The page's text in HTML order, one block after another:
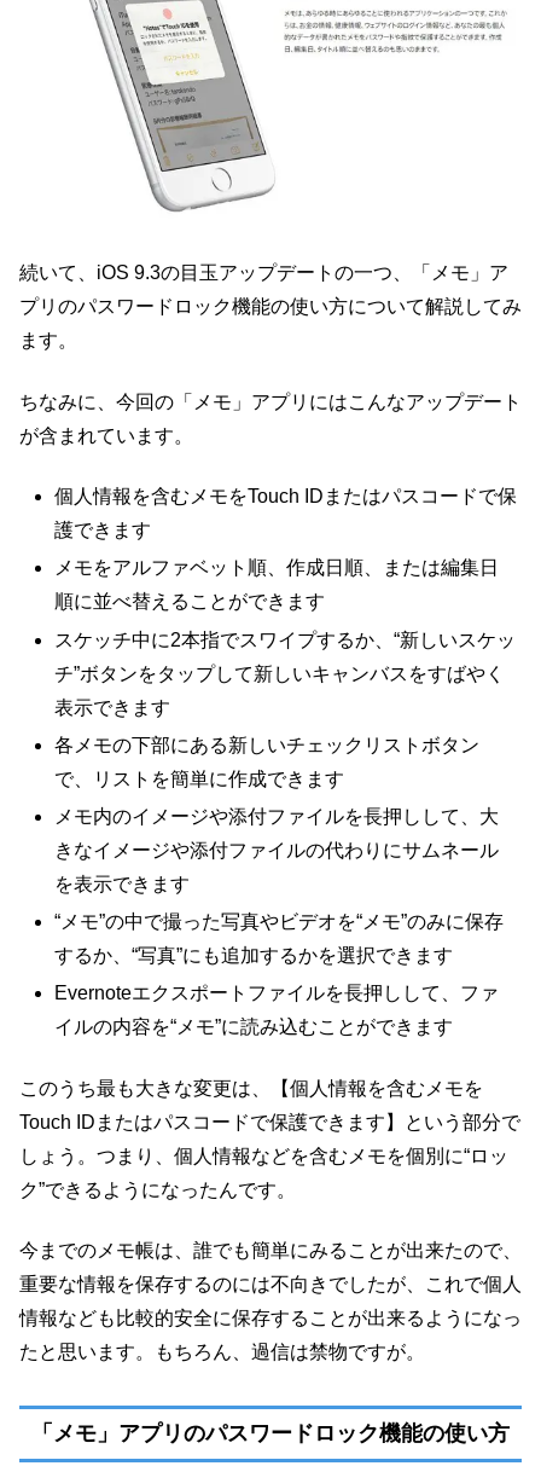
続いて、iOS 9.3の目玉アップデートの一つ、「メモ」ア
プリのパスワードロック機能の使い方について解説してみ
ます。
ちなみに、今回の「メモ」アプリにはこんなアップデート
が含まれています。
個人情報を含むメモをTouch IDまたはパスコードで保
護できます
メモをアルファベット順、作成日順、または編集日
順に並べ替えることができます
スケッチ中に2本指でスワイプするか、“新しいスケッ
チ”ボタンをタップして新しいキャンバスをすばやく
表示できます
各メモの下部にある新しいチェックリストボタン
で、リストを簡単に作成できます
メモ内のイメージや添付ファイルを長押しして、大
きなイメージや添付ファイルの代わりにサムネール
を表示できます
“メモ”の中で撮った写真やビデオを“メモ”のみに保存
するか、“写真”にも追加するかを選択できます
Evernoteエクスポートファイルを長押しして、ファ
イルの内容を“メモ”に読み込むことができます
このうち最も大きな変更は、【個人情報を含むメモを
Touch IDまたはパスコードで保護できます】という部分で
しょう。つまり、個人情報などを含むメモを個別に“ロッ
ク”できるようになったんです。
今までのメモ帳は、誰でも簡単にみることが出来たので、
重要な情報を保存するのには不向きでしたが、これで個人
情報なども比較的安全に保存することが出来るようになっ
たと思います。もちろん、過信は禁物ですが。
「メモ」アプリのパスワードロック機能の使い方